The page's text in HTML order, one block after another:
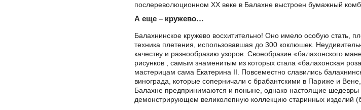
послереволюционном XX веке в Балахне выстроен бумажный
А еще – кружево…
Балахнинское кружево восхитительно! Оно имело особую стать,
техника плетения, использовавшая до 300 коклюшек.
качеству и разнообразию узоров. Своеобразие «балахонского
рисунков , самым знаменитым из которых стала «балахонская
мастерицам сама Екатерина II. Повсеместно славились
винограда, которые соперничали с брабантскими в Париже и
Балахне предпринимаются и поныне, однако настоящие шедевры
демонстрирующем великолепную коллекцию старинных изделий